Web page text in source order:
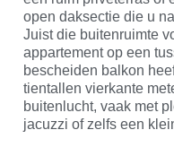
open daksectie die u
Juist die buitenruimte
appartement op een
bescheiden balkon
tientallen vierkante
buitenlucht, vaak met
jacuzzi of zelfs een